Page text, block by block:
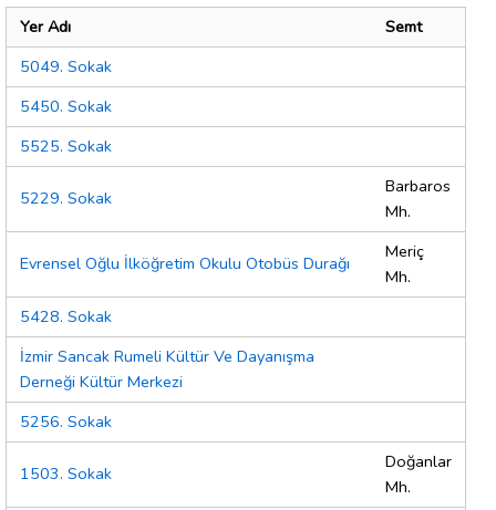
Yer Adı
Semt
5049. Sokak
5450. Sokak
5525. Sokak
5229. Sokak
Barbaros
Mh.
Evrensel Oğlu İlköğretim Okulu Otobüs Durağı
Meriç
Mh.
5428. Sokak
İzmir Sancak Rumeli Kültür Ve Dayanışma
Derneği Kültür Merkezi
5256. Sokak
1503. Sokak
Doğanlar
Mh.